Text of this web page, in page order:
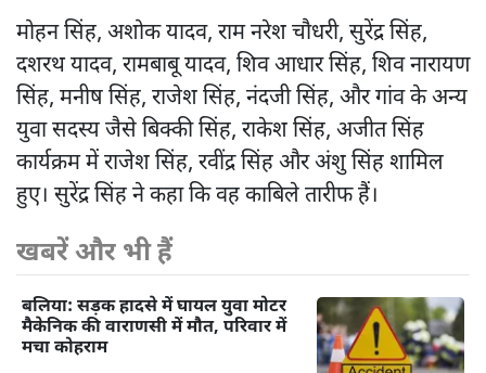
मोहन सिंह, अशोक यादव, राम नरेश चौधरी, सुरेंद्र सिंह,
दशरथ यादव, रामबाबू यादव, शिव आधार सिंह, शिव नारायण
सिंह, मनीष सिंह, राजेश सिंह, नंदजी सिंह, और गांव के अन्य
युवा सदस्य जैसे बिक्की सिंह, राकेश सिंह, अजीत सिंह
कार्यक्रम में राजेश सिंह, रवींद्र सिंह और अंशु सिंह शामिल
हुए। सुरेंद्र सिंह ने कहा कि वह काबिले तारीफ हैं।
खबरें और भी हैं
बलिया: सड़क हादसे में घायल युवा मोटर
मैकेनिक की वाराणसी में मौत, परिवार में
मचा कोहराम